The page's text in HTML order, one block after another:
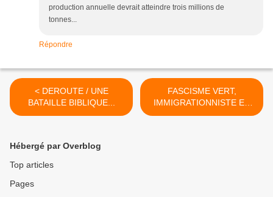
production annuelle devrait atteindre trois millions de
tonnes...
Répondre
< DEROUTE / UNE
BATAILLE BIBLIQUE...
FASCISME VERT,
IMMIGRATIONNISTE ET
"ANTIFA"... >
Hébergé par Overblog
Top articles
Pages